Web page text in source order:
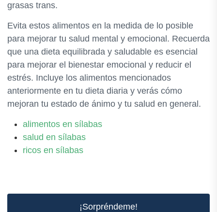
grasas trans.
Evita estos alimentos en la medida de lo posible
para mejorar tu salud mental y emocional. Recuerda
que una dieta equilibrada y saludable es esencial
para mejorar el bienestar emocional y reducir el
estrés. Incluye los alimentos mencionados
anteriormente en tu dieta diaria y verás cómo
mejoran tu estado de ánimo y tu salud en general.
alimentos en sílabas
salud en sílabas
ricos en sílabas
¡Sorpréndeme!